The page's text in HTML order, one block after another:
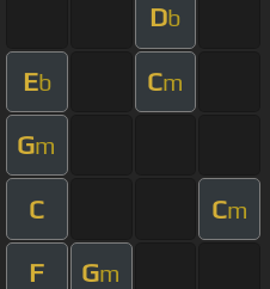
Db
Eb Cm
Gm
C Cm
F Gm